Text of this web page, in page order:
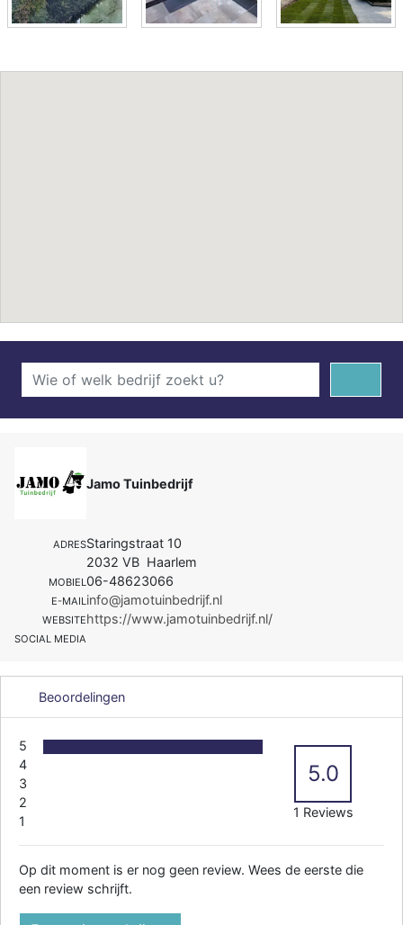
Jamo Tuinbedrijf
ADRESStaringstraat 10
2032 VB Haarlem
MOBIEL06-48623066
E-MAILinfo@jamotuinbedrijf.nl
WEBSITEhttps://www.jamotuinbedrijf.nl/
SOCIAL MEDIA
Beoordelingen
5
4
3
2
1
5.0
1 Reviews
Op dit moment is er nog geen review. Wees de eerste die
een review schrijft.